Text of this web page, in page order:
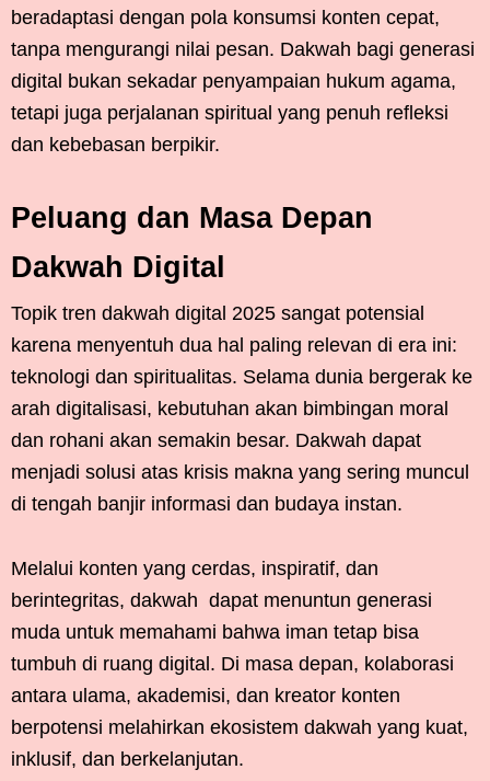
beradaptasi dengan pola konsumsi konten cepat,
tanpa mengurangi nilai pesan. Dakwah bagi generasi
digital bukan sekadar penyampaian hukum agama,
tetapi juga perjalanan spiritual yang penuh refleksi
dan kebebasan berpikir.
Peluang dan Masa Depan
Dakwah Digital
Topik tren dakwah digital 2025 sangat potensial
karena menyentuh dua hal paling relevan di era ini:
teknologi dan spiritualitas. Selama dunia bergerak ke
arah digitalisasi, kebutuhan akan bimbingan moral
dan rohani akan semakin besar. Dakwah dapat
menjadi solusi atas krisis makna yang sering muncul
di tengah banjir informasi dan budaya instan.
Melalui konten yang cerdas, inspiratif, dan
berintegritas, dakwah dapat menuntun generasi
muda untuk memahami bahwa iman tetap bisa
tumbuh di ruang digital. Di masa depan, kolaborasi
antara ulama, akademisi, dan kreator konten
berpotensi melahirkan ekosistem dakwah yang kuat,
inklusif, dan berkelanjutan.